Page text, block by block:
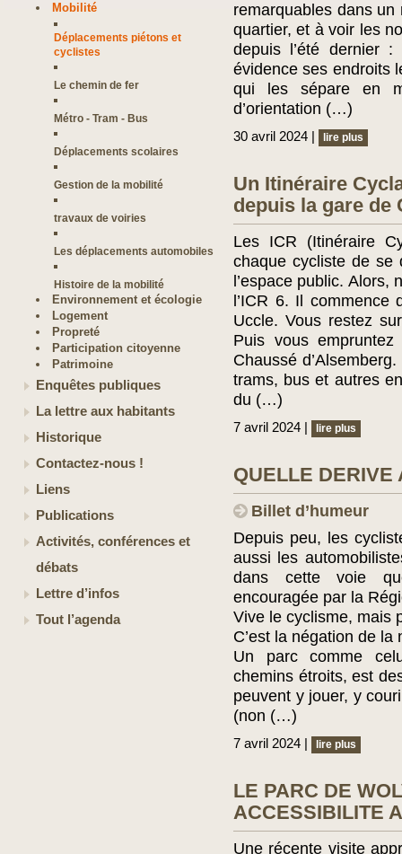
Mobilité
Déplacements piétons et
cyclistes
Le chemin de fer
Métro - Tram - Bus
Déplacements scolaires
Gestion de la mobilité
travaux de voiries
Les déplacements automobiles
Histoire de la mobilité
Environnement et écologie
Logement
Propreté
Participation citoyenne
Patrimoine
Enquêtes publiques
La lettre aux habitants
Historique
Contactez-nous !
Liens
Publications
Activités, conférences et
débats
Lettre d’infos
Tout l’agenda
remarquables dans
quartier, et à voir les
depuis l’été dernier
évidence ses endroits
qui les sépare en
d’orientation (…)
30 avril 2024 | lire plus
Un Itinéraire
depuis la gare de
Les ICR (Itinéraire
chaque cycliste de se
l’espace public. Alors,
l’ICR 6. Il
Uccle. Vous restez
Puis vous
Chaussé
trams, bus et autres
du (…)
7 avril 2024 | lire plus
QUELLE DERIVE
Billet d’humeur
Depuis peu, les
aussi les
dans cette voie
encouragée par la
Vive le cyclisme, mais
C’est la négation de la
Un parc comme
chemins étroits, est
peuvent y jouer, y
(non (…)
7 avril 2024 | lire plus
LE PARC DE
ACCESSIBILITE
Une récente visite